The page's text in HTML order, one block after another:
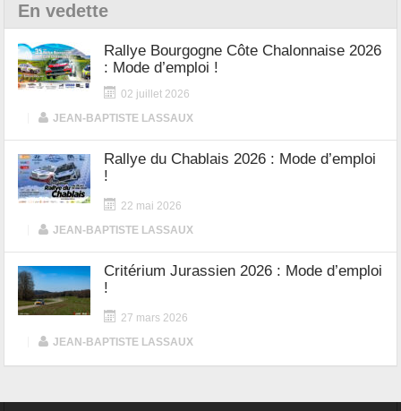
En vedette
Rallye Bourgogne Côte Chalonnaise 2026
: Mode d’emploi !
02 juillet 2026
JEAN-BAPTISTE LASSAUX
Rallye du Chablais 2026 : Mode d’emploi
!
22 mai 2026
JEAN-BAPTISTE LASSAUX
Critérium Jurassien 2026 : Mode d’emploi
!
27 mars 2026
JEAN-BAPTISTE LASSAUX